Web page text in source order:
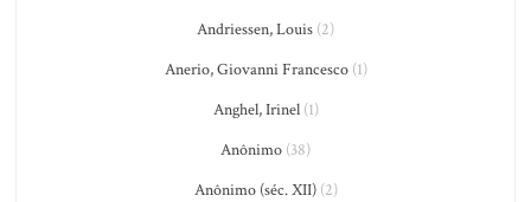
Andriessen, Louis (2)
Anerio, Giovanni Francesco(1)
Anghel, Irinel(1)
Anônimo (38)
Anônimo (séc. XII)(2)